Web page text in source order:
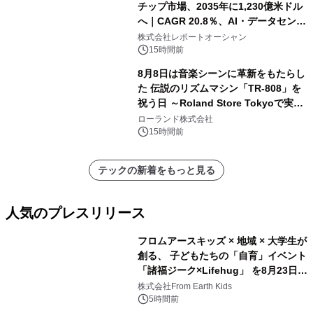
チップ市場、2035年に1,230億米ドル
へ｜CAGR 20.8％、AI・データセンタ
ー需要が成長を牽引
株式会社レポートオーシャン
15時間前
8月8日は音楽シーンに革新をもたらし
た 伝説のリズムマシン「TR-808」を
祝う日 ～Roland Store Tokyoで実機
を展示しての 記念キャンペーンを開
催 英国ラジオ「NTS」の 特別プログ
アーティストを フィーチャーしたアニ
メーションを公開～
ローランド株式会社
15時間前
テックの新着をもっと見る
人気のプレスリリース
フロムアースキッズ × 地域 × 大学生が
創る、 子どもたちの「自育」イベント
「諸福ジーク×Lifehug」 を8月23日
(日)開催
株式会社From Earth Kids
5時間前